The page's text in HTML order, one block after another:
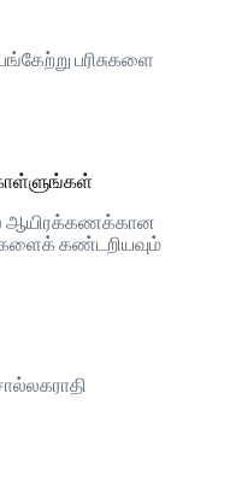
பரிசுகளை
ஆயிரக்கணக்கான
கண்டறியவும்